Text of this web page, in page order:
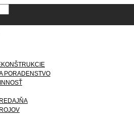
PORADENSTVO